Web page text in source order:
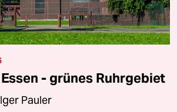
- grünes Ruhrgebiet
Pauler